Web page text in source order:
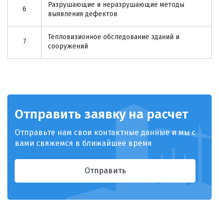
6
Разрушающие и неразрушающие методы
выявления дефектов
7
Тепловизионное обследование зданий и
сооружений
Отправить заявку на расчет
Отправьте нам свои контактные данные и мы с
вами свяжемся в ближайшее время
Отправить